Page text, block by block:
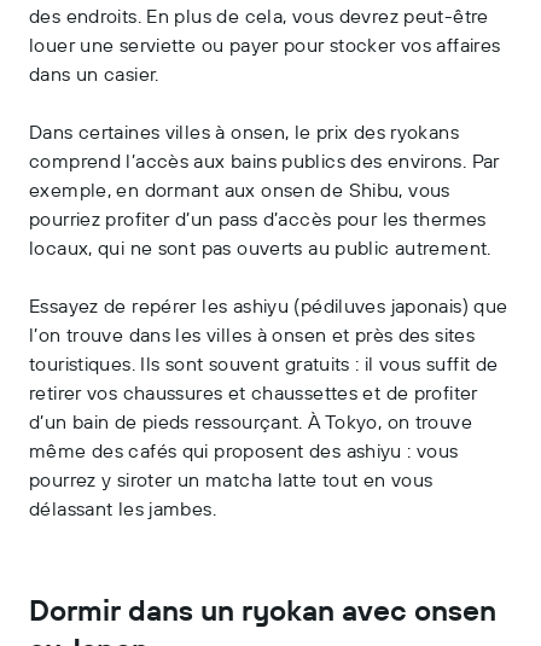
des endroits. En plus de cela, vous devrez peut-être
louer une serviette ou payer pour stocker vos affaires
dans un casier.
Dans certaines villes à onsen, le prix des ryokans
comprend l’accès aux bains publics des environs. Par
exemple, en dormant aux onsen de Shibu, vous
pourriez profiter d’un pass d’accès pour les thermes
locaux, qui ne sont pas ouverts au public autrement.
Essayez de repérer les ashiyu (pédiluves japonais) que
l’on trouve dans les villes à onsen et près des sites
touristiques. Ils sont souvent gratuits : il vous suffit de
retirer vos chaussures et chaussettes et de profiter
d’un bain de pieds ressourçant. À Tokyo, on trouve
même des cafés qui proposent des ashiyu : vous
pourrez y siroter un matcha latte tout en vous
délassant les jambes.
Dormir dans un ryokan avec onsen